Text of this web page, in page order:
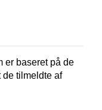
er baseret på de
de tilmeldte af